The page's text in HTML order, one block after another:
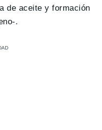
de aceite y formación
.